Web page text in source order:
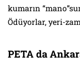
kumarın
Ödüyorlar, yeri-
PETA da